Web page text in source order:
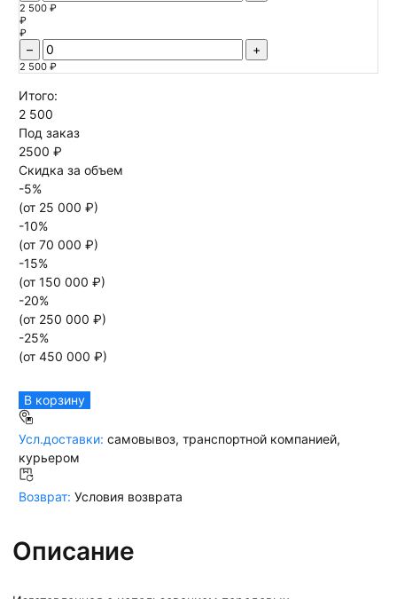
2 500 ₽
₽
₽
– +
2 500 ₽
Итого:
2 500
Под заказ
2500 ₽
Скидка за объем
-5%
(от 25 000 ₽)
-10%
(от 70 000 ₽)
-15%
(от 150 000 ₽)
-20%
(от 250 000 ₽)
-25%
(от 450 000 ₽)
В корзину
Усл.доставки: самовывоз, транспортной компанией,
курьером
Возврат: Условия возврата
Описание